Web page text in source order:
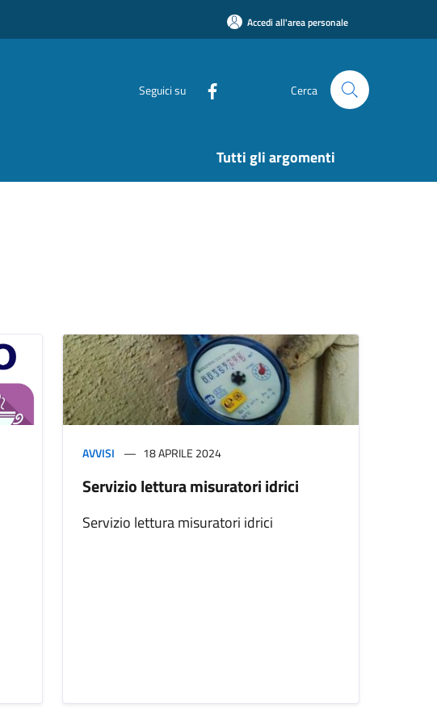
Accedi all'area personale
Seguici su Cerca
Tutti gli argomenti
AVVISI 18 APRILE 2024
Servizio lettura misuratori idrici
Servizio lettura misuratori idrici